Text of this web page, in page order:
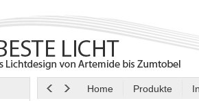
Home Produkte